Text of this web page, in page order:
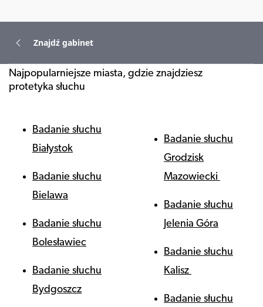
Znajdź gabinet
Najpopularniejsze miasta, gdzie znajdziesz
protetyka słuchu
Badanie słuchu
Białystok
Badanie słuchu
Bielawa
Badanie słuchu
Bolesławiec
Badanie słuchu
Bydgoszcz
Badanie słuchu
Grodzisk
Mazowiecki
Badanie słuchu
Jelenia Góra
Badanie słuchu
Kalisz
Badanie słuchu